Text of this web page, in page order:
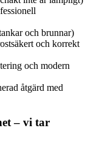
och brunnar)
och korrekt
och modern
åtgärd med
– vi tar